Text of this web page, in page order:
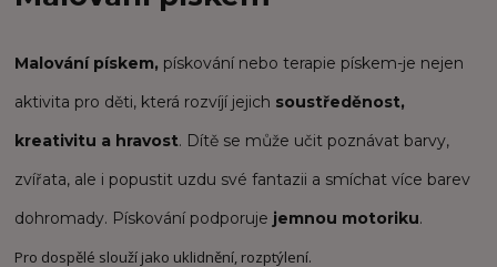
Malování pískem, pískování nebo terapie pískem-je nejen
aktivita pro děti, která rozvíjí jejich soustředěnost,
kreativitu a hravost. Dítě se může učit poznávat barvy,
zvířata, ale i popustit uzdu své fantazii a smíchat více barev
dohromady. Pískování podporuje jemnou motoriku.
Pro dospělé slouží jako uklidnění, rozptýlení.